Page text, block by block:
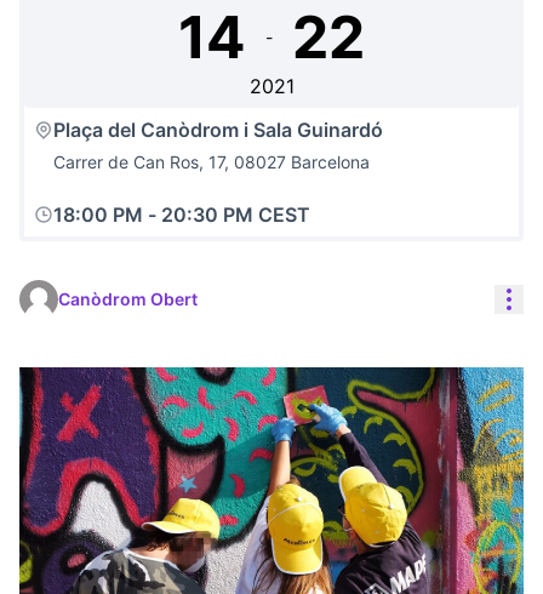
14 - 22
2021
Plaça del Canòdrom i Sala Guinardó
Carrer de Can Ros, 17, 08027 Barcelona
18:00 PM - 20:30 PM CEST
Canòdrom Obert